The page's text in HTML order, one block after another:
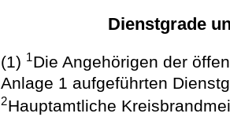
Dienstgrade
(1) 1Die Angehörigen der
Anlage 1 aufgeführten
2Hauptamtliche